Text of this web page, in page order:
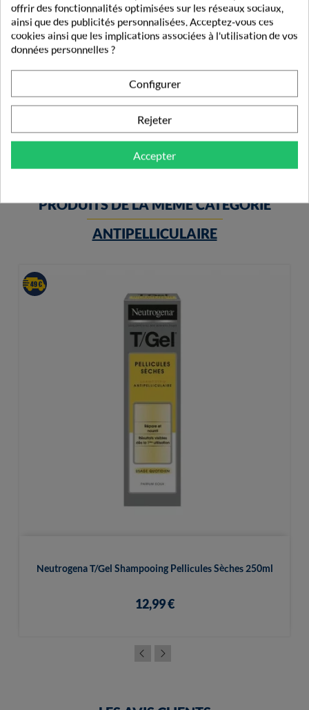
Phyto Blond Spray Lumière Eclaircissant 150ml
15,05 €
PRODUITS DE LA MÊME CATÉGORIE
ANTIPELLICULAIRE
Neutrogena T/Gel Shampooing Pellicules Sèches 250ml
12,99 €
offrir des fonctionnalités optimisées sur les réseaux sociaux,
ainsi que des publicités personnalisées. Acceptez-vous ces
cookies ainsi que les implications associées à l'utilisation de vos
données personnelles ?
Configurer
Rejeter
Accepter